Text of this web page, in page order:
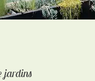
jardins